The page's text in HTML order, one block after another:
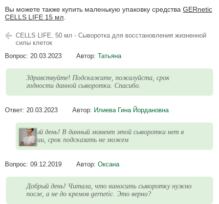
Вы можете также купить маленькую упаковку средства GERnetic
CELLS LIFE 15 мл
CELLS LIFE, 50 мл - Сыворотка для восстановления жизненной
силы клеток
Вопрос: 20.03.2023 Автор: Татьяна
Здравствуйте! Подскажите, пожалуйста, срок
годности данной сыворотки. Спасибо.
Ответ: 20.03.2023 Автор: Илиева Гина Йордановна
Добрый день! В данный момент этой сыворотки нет в
наличии, срок подсказать не можем
Вопрос: 09.12.2019 Автор: Оксана
Добрый день! Читала, что наносить сыворотку нужно
после, а не до кремов gernetic. Это верно?